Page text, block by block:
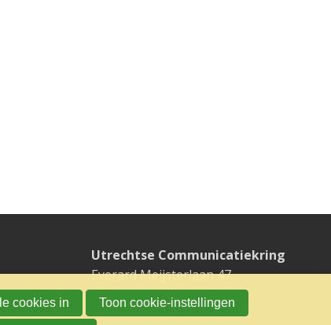
Utrechtse Communicatiekring
Everard Meijsterlaan 47
3533 CK UTRECHT
cookies in Toon cookie-instellingen